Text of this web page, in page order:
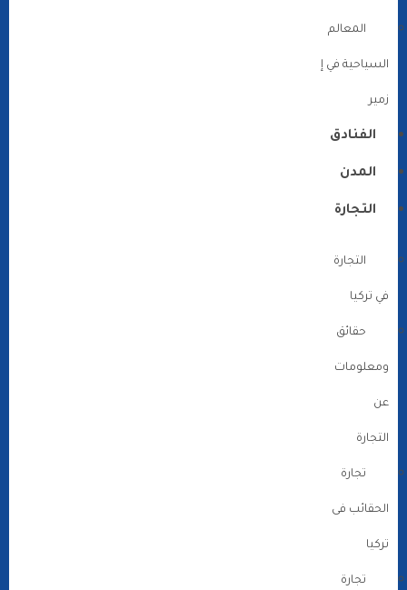
المعالم
السياحية في إ
زمير
الفنادق
المدن
التجارة
التجارة
في تركيا
حقائق
ومعلومات
عن
التجارة
تجارة
الحقائب فى
تركيا
تجارة